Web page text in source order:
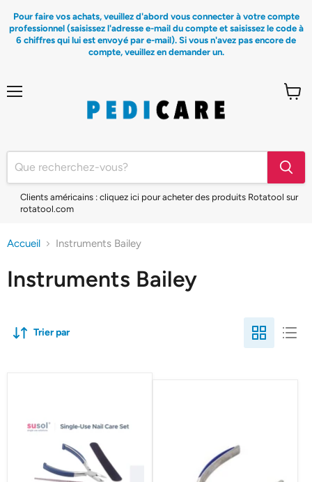
Pour faire vos achats, veuillez d'abord vous connecter à votre compte
professionnel (saisissez l'adresse e-mail du compte et saisissez le code à
6 chiffres qui lui est envoyé par e-mail). Si vous n'avez pas encore de
compte, veuillez en demander un.
Clients américains : cliquez ici pour acheter des produits Rotatool sur
rotatool.com
Accueil Instruments Bailey
Instruments Bailey
Trier par